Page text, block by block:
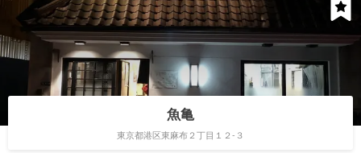
魚亀
東京都港区東麻布２丁目１２-３